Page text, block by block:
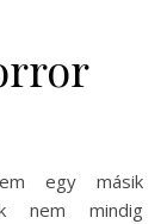
egy másik
nem mindig